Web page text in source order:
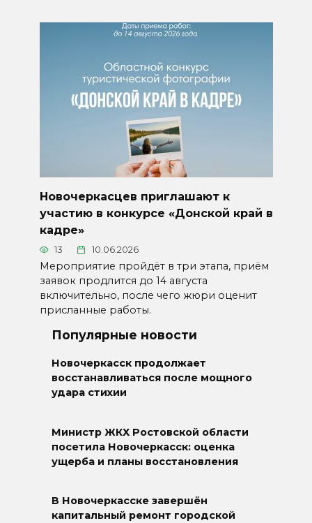
Новочеркасцев приглашают к
участию в конкурсе «Донской край в
кадре»
13 10.06.2026
Мероприятие пройдёт в три этапа, приём
заявок продлится до 14 августа
включительно, после чего жюри оценит
присланные работы.
Популярные новости
Новочеркасск продолжает
восстанавливаться после мощного
удара стихии
Министр ЖКХ Ростовской области
посетила Новочеркасск: оценка
ущерба и планы восстановления
В Новочеркасске завершён
капитальный ремонт городской